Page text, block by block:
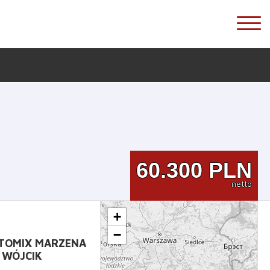
60.300 PLN
netto
MARZENA
WÓJCIK
+
−